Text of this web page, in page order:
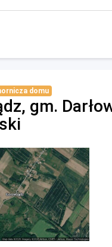
domu
gm.